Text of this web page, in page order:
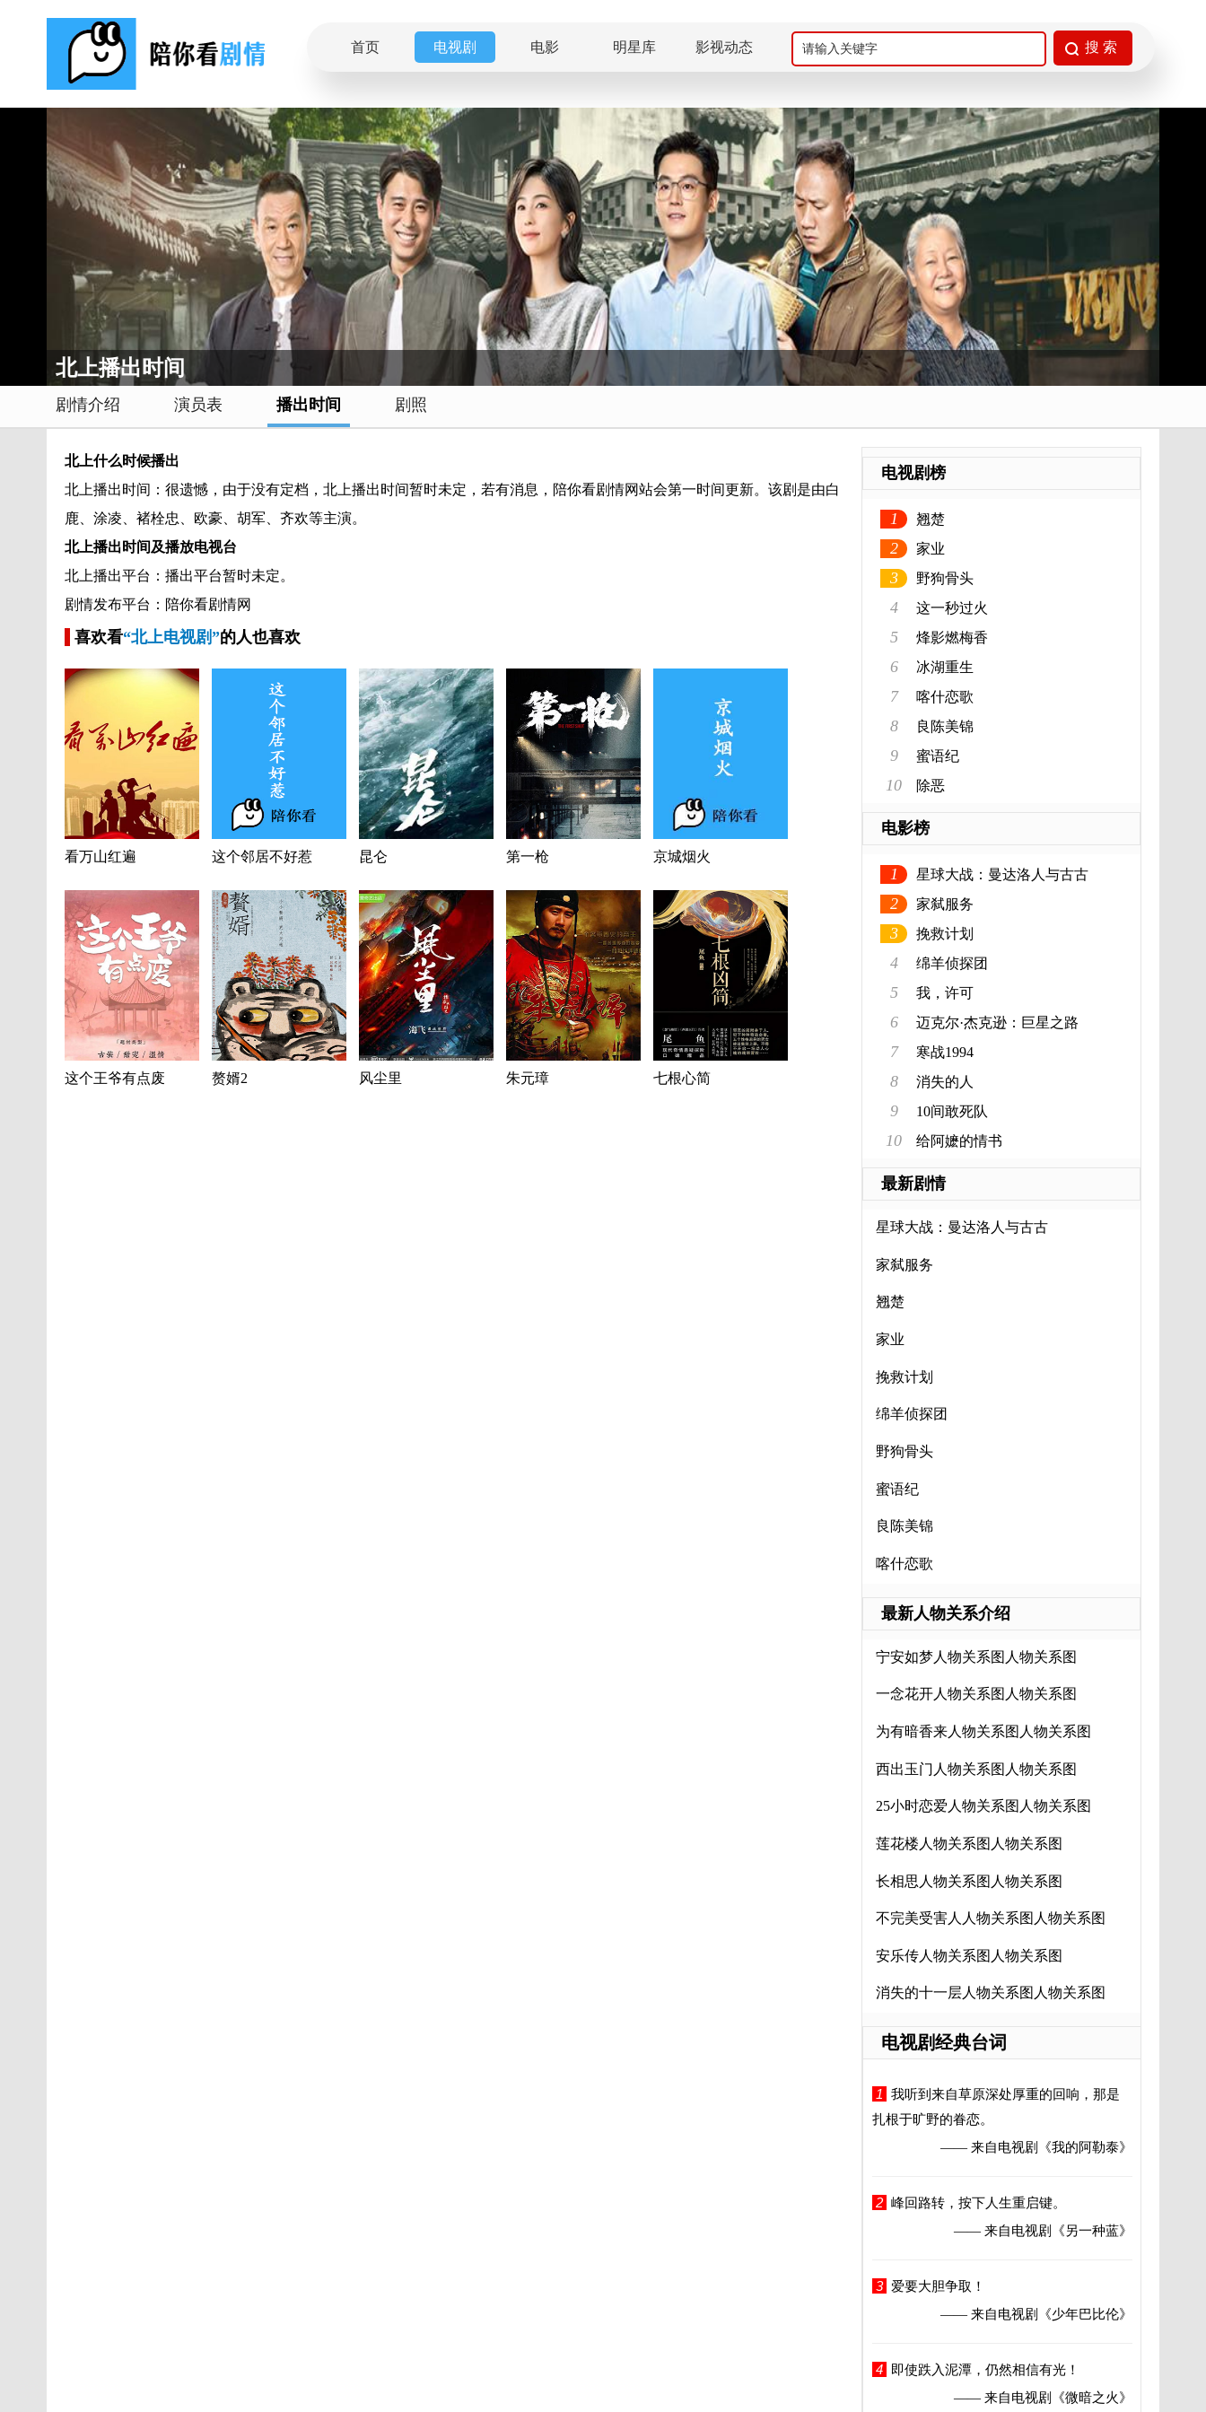
首页 电视剧 电影 明星库 影视动态
北上播出时间
剧情介绍 演员表 播出时间 剧照
北上什么时候播出
北上播出时间：很遗憾，由于没有定档，北上播出时间暂时未定，若有消息，陪你看剧情网站会第一时间更新。该剧是由白
鹿、涂凌、褚栓忠、欧豪、胡军、齐欢等主演。
北上播出时间及播放电视台
北上播出平台：播出平台暂时未定。
剧情发布平台：陪你看剧情网
喜欢看“北上电视剧”的人也喜欢
看万山红遍 这个邻居不好惹 昆仑 第一枪 京城烟火
这个王爷有点废 赘婿2 风尘里 朱元璋 七根心简
电视剧榜
1 翘楚
2 家业
3 野狗骨头
4 这一秒过火
5 烽影燃梅香
6 冰湖重生
7 喀什恋歌
8 良陈美锦
9 蜜语纪
10 除恶
电影榜
1 星球大战：曼达洛人与古古
2 家弑服务
3 挽救计划
4 绵羊侦探团
5 我，许可
6 迈克尔·杰克逊：巨星之路
7 寒战1994
8 消失的人
9 10间敢死队
10 给阿嬷的情书
最新剧情
星球大战：曼达洛人与古古
家弑服务
翘楚
家业
挽救计划
绵羊侦探团
野狗骨头
蜜语纪
良陈美锦
喀什恋歌
最新人物关系介绍
宁安如梦人物关系图人物关系图
一念花开人物关系图人物关系图
为有暗香来人物关系图人物关系图
西出玉门人物关系图人物关系图
25小时恋爱人物关系图人物关系图
莲花楼人物关系图人物关系图
长相思人物关系图人物关系图
不完美受害人人物关系图人物关系图
安乐传人物关系图人物关系图
消失的十一层人物关系图人物关系图
电视剧经典台词
1
我听到来自草原深处厚重的回响，那是
扎根于旷野的眷恋。
—— 来自电视剧
《我的阿勒泰》
2 峰回路转，按下人生重启键。
—— 来自电视剧
《另一种蓝》
3
爱要大胆争取！
—— 来自电视剧
《少年巴比伦》
4
即使跌入泥潭，仍然相信有光！
—— 来自电视剧
《微暗之火》